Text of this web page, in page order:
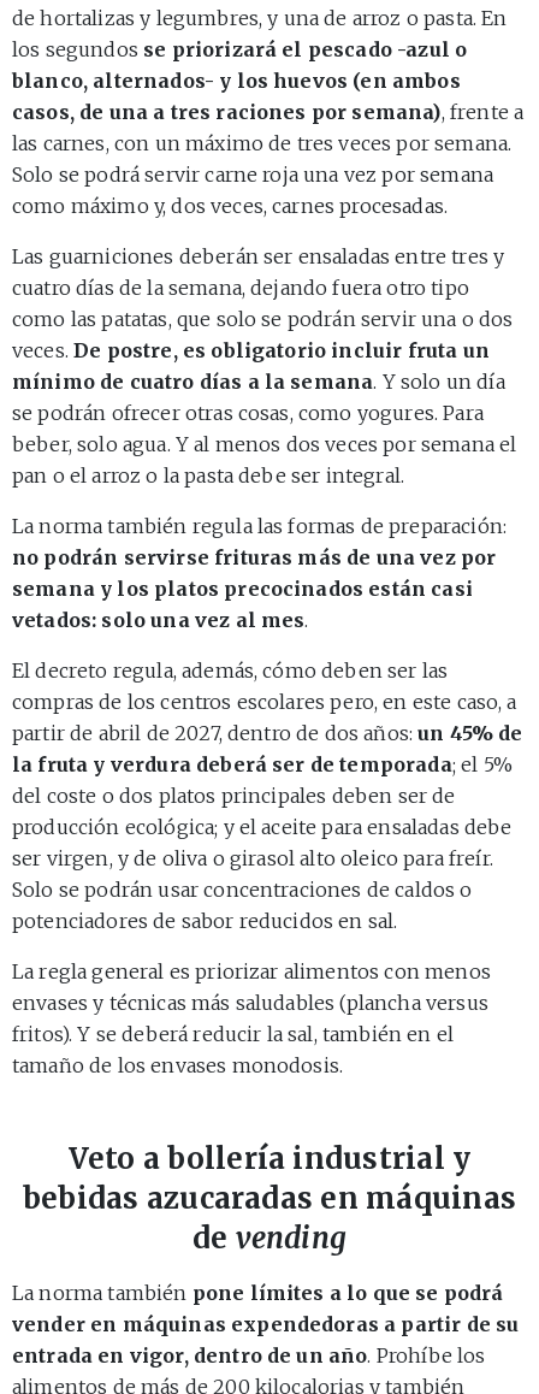
de hortalizas y legumbres, y una de arroz o pasta. En
los segundos se priorizará el pescado -azul o
blanco, alternados- y los huevos (en ambos
casos, de una a tres raciones por semana), frente a
las carnes, con un máximo de tres veces por semana.
Solo se podrá servir carne roja una vez por semana
como máximo y, dos veces, carnes procesadas.
Las guarniciones deberán ser ensaladas entre tres y
cuatro días de la semana, dejando fuera otro tipo
como las patatas, que solo se podrán servir una o dos
veces.De postre, es obligatorio incluir fruta un
mínimo de cuatro días a la semana. Y solo un día
se podrán ofrecer otras cosas, como yogures. Para
beber, solo agua. Y al menos dos veces por semana el
pan o el arroz o la pasta debe ser integral.
La norma también regula las formas de preparación:
no podrán servirse frituras más de una vez por
semana y los platos precocinados están casi
vetados: solo una vez al mes.
El decreto regula, además, cómo deben ser las
compras de los centros escolares pero, en este caso, a
partir de abril de 2027, dentro de dos años:un 45% de
la fruta y verdura deberá ser de temporada; el 5%
del coste o dos platos principales deben ser de
producción ecológica; y el aceite para ensaladas debe
ser virgen, y de oliva o girasol alto oleico para freír.
Solo se podrán usar concentraciones de caldos o
potenciadores de sabor reducidos en sal.
La regla general es priorizar alimentos con menos
envases y técnicas más saludables (plancha versus
fritos). Y se deberá reducir la sal, también en el
tamaño de los envases monodosis.
Veto a bollería industrial y
bebidas azucaradas en máquinas
de vending
La norma también pone límites a lo que se podrá
vender en máquinas expendedoras a partir de su
entrada en vigor, dentro de un año. Prohíbe los
alimentos de más de 200 kilocalorias y también